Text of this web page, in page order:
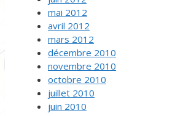
mai 2012
avril 2012
mars 2012
décembre 2010
novembre 2010
octobre 2010
juillet 2010
juin 2010